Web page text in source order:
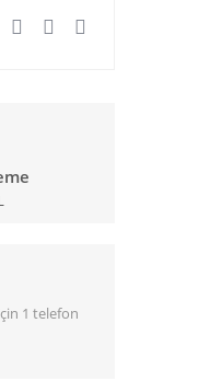
1 telefon